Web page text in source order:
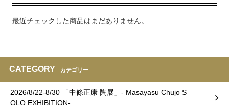
最近チェックした商品はまだありません。
CATEGORY カテゴリー
2026/8/22-8/30 「中條正康 陶展」- Masayasu Chujo S
OLO EXHIBITION-